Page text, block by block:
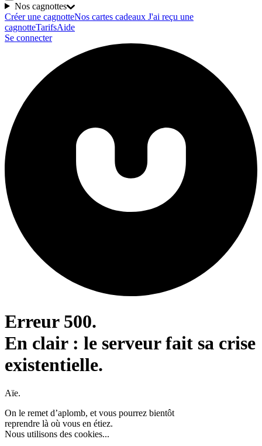
Nos cagnottes
Créer une cagnotteNos cartes cadeaux J'ai reçu une
cagnotteTarifsAide
Se connecter
Erreur 500.
En clair : le serveur fait sa crise
existentielle.
Aïe.
On le remet d’aplomb, et vous pourrez bientôt
reprendre là où vous en étiez.
Nous utilisons des cookies...